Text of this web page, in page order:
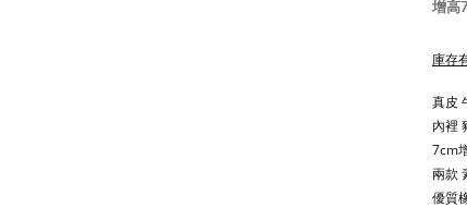
增高
庫存
真皮
內裡
7cm
兩款
優質